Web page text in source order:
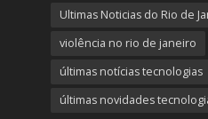
Ultimas Noticias do Rio de
violência no rio de janeiro
últimas notícias tecnologias
últimas novidades